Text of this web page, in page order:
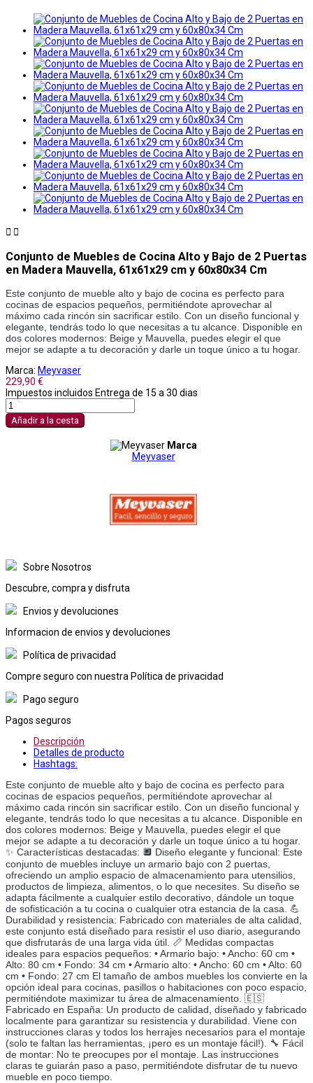
 
Conjunto de Muebles de Cocina Alto y Bajo de 2 Puertas
en Madera Mauvella, 61x61x29 cm y 60x80x34 Cm
Este conjunto de mueble alto y bajo de cocina es perfecto para
cocinas de espacios pequeños, permitiéndote aprovechar al
máximo cada rincón sin sacrificar estilo. Con un diseño funcional y
elegante, tendrás todo lo que necesitas a tu alcance. Disponible en
dos colores modernos: Beige y Mauvella, puedes elegir el que
mejor se adapte a tu decoración y darle un toque único a tu hogar.
Marca: Meyvaser
229,90 €
Impuestos incluidos Entrega de 15 a 30 dias
Añadir a la cesta
Marca
Meyvaser
Sobre Nosotros
Descubre, compra y disfruta
Envios y devoluciones
Informacion de envios y devoluciones
Política de privacidad
Compre seguro con nuestra Política de privacidad
Pago seguro
Pagos seguros
Descripción
Detalles de producto
Hashtags:
Este conjunto de mueble alto y bajo de cocina es perfecto para
cocinas de espacios pequeños, permitiéndote aprovechar al
máximo cada rincón sin sacrificar estilo. Con un diseño funcional y
elegante, tendrás todo lo que necesitas a tu alcance. Disponible en
dos colores modernos: Beige y Mauvella, puedes elegir el que
mejor se adapte a tu decoración y darle un toque único a tu hogar.
✨ Características destacadas: 🔲 Diseño elegante y funcional: Este
conjunto de muebles incluye un armario bajo con 2 puertas,
ofreciendo un amplio espacio de almacenamiento para utensilios,
productos de limpieza, alimentos, o lo que necesites. Su diseño se
adapta fácilmente a cualquier estilo decorativo, dándole un toque
de sofisticación a tu cocina o cualquier otra estancia de la casa. 💪
Durabilidad y resistencia: Fabricado con materiales de alta calidad,
este conjunto está diseñado para resistir el uso diario, asegurando
que disfrutarás de una larga vida útil. 📏 Medidas compactas
ideales para espacios pequeños: • Armario bajo: • Ancho: 60 cm •
Alto: 80 cm • Fondo: 34 cm • Armario alto: • Ancho: 60 cm • Alto: 60
cm • Fondo: 27 cm El tamaño de ambos muebles los convierte en la
opción ideal para cocinas, pasillos o habitaciones con poco espacio,
permitiéndote maximizar tu área de almacenamiento. 🇪🇸
Fabricado en España: Un producto de calidad, diseñado y fabricado
localmente para garantizar su resistencia y durabilidad. Viene con
instrucciones claras y todos los herrajes necesarios para el montaje
(solo te faltan las herramientas, ¡pero es un montaje fácil!). 🔧 Fácil
de montar: No te preocupes por el montaje. Las instrucciones
claras te guiarán paso a paso, permitiéndote disfrutar de tu nuevo
mueble en poco tiempo.